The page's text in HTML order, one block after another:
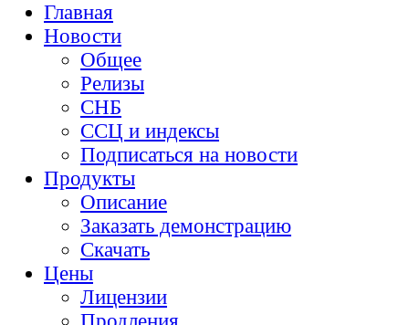
Главная
Новости
Общее
Релизы
СНБ
ССЦ и индексы
Подписаться на новости
Продукты
Описание
Заказать демонстрацию
Скачать
Цены
Лицензии